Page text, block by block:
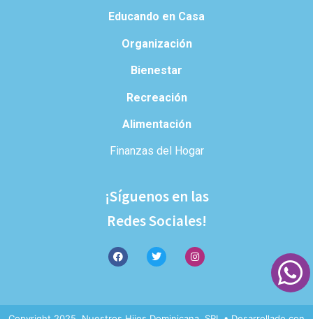
Educando en Casa
Organización
Bienestar
Recreación
Alimentación
Finanzas del Hogar
¡Síguenos en las
Redes Sociales!